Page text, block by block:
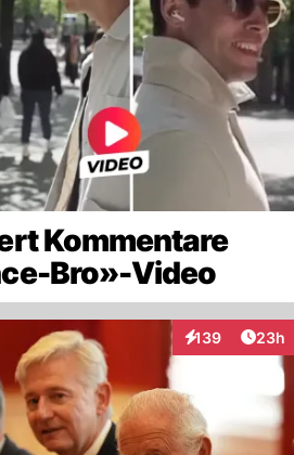
Kommentare
Bro»-Video
139
Interaktionen
23h